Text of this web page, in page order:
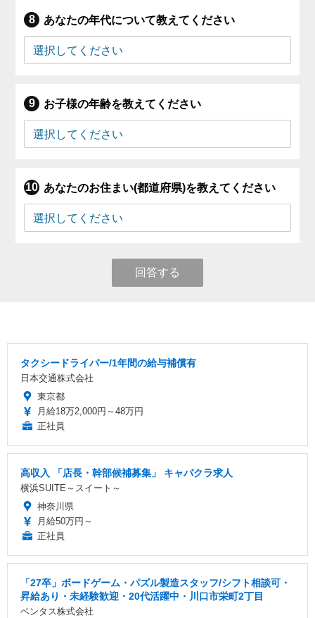
あなたの年代について教えてください
お子様の年齢を教えてください
あなたのお住まい(都道府県)を教えてください
回答する
タクシードライバー/1年間の給与補償有
日本交通株式会社
東京都
月給18万2,000円～48万円
正社員
高収入 「店長・幹部候補募集」 キャバクラ求人
横浜SUITE～スイート～
神奈川県
月給50万円～
正社員
「27卒」ボードゲーム・パズル製造スタッフ/シフト相談可・
昇給あり・未経験歓迎・20代活躍中・川口市栄町2丁目
ベンタス株式会社